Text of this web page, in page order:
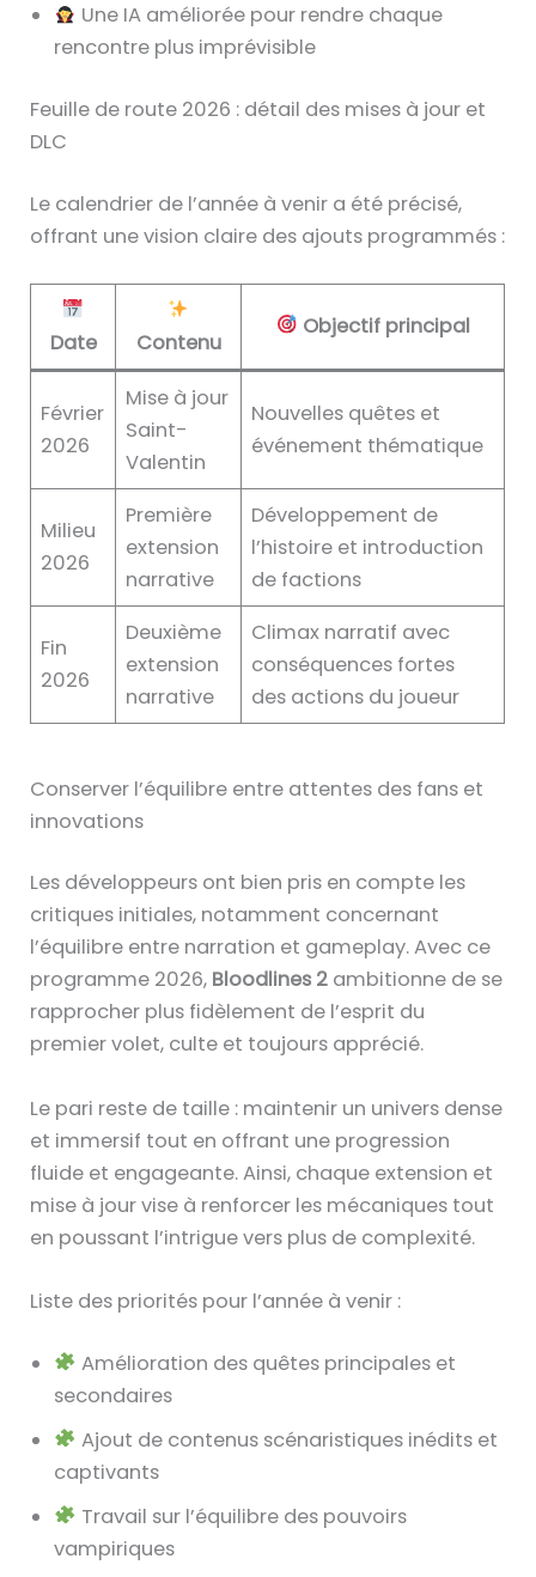
Une IA améliorée pour rendre chaque
rencontre plus imprévisible
Feuille de route 2026 : détail des mises à jour et
DLC
Le calendrier de l’année à venir a été précisé,
offrant une vision claire des ajouts programmés :
Date Contenu
Objectif principal
Février
2026
Mise à jour
Saint-
Valentin
Nouvelles quêtes et
événement thématique
Milieu
2026
Première
extension
narrative
Développement de
l’histoire et introduction
de factions
Fin
2026
Deuxième
extension
narrative
Climax narratif avec
conséquences fortes
des actions du joueur
Conserver l’équilibre entre attentes des fans et
innovations
Les développeurs ont bien pris en compte les
critiques initiales, notamment concernant
l’équilibre entre narration et gameplay. Avec ce
programme 2026, Bloodlines 2 ambitionne de se
rapprocher plus fidèlement de l’esprit du
premier volet, culte et toujours apprécié.
Le pari reste de taille : maintenir un univers dense
et immersif tout en offrant une progression
fluide et engageante. Ainsi, chaque extension et
mise à jour vise à renforcer les mécaniques tout
en poussant l’intrigue vers plus de complexité.
Liste des priorités pour l’année à venir :
Amélioration des quêtes principales et
secondaires
Ajout de contenus scénaristiques inédits et
captivants
Travail sur l’équilibre des pouvoirs
vampiriques